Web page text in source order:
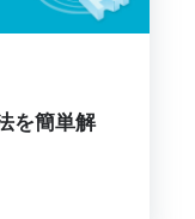
を簡単解